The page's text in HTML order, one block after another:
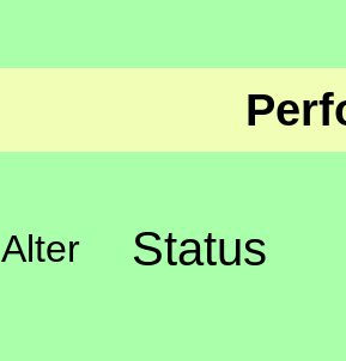
Alter Status